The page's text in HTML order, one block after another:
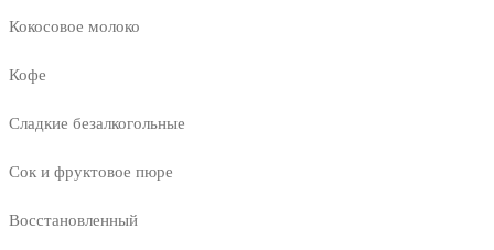
Кокосовое молоко
Кофе
Сладкие безалкогольные
Сок и фруктовое пюре
Восстановленный